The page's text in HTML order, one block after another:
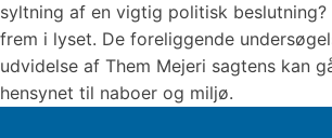
syltning af en vigtig politisk
frem i lyset. De foreliggende
udvidelse af Them Mejeri sagtens kan
hensynet til naboer og miljø.